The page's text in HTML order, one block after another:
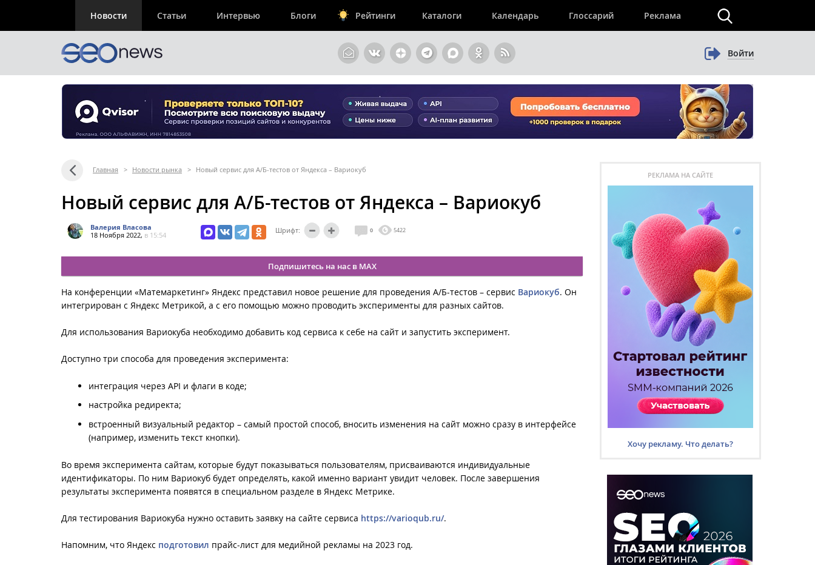
Новости Статьи Интервью Блоги Рейтинги Каталоги Календарь Глоссарий Реклама
Войти
Главная > Новости рынка > Новый сервис для А/Б-тестов от Яндекса – Вариокуб
Новый сервис для А/Б-тестов от Яндекса – Вариокуб
Валерия Власова
18 Ноября 2022, в 15:54
Шрифт: 0 5422
Подпишитесь на нас в MAX
На конференции «Матемаркетинг» Яндекс представил новое решение для проведения А/Б-тестов – сервис Вариокуб. Он
интегрирован с Яндекс Метрикой, а с его помощью можно проводить эксперименты для разных сайтов.
Для использования Вариокуба необходимо добавить код сервиса к себе на сайт и запустить эксперимент.
Доступно три способа для проведения эксперимента:
интеграция через API и флаги в коде;
настройка редиректа;
встроенный визуальный редактор – самый простой способ, вносить изменения на сайт можно сразу в интерфейсе
(например, изменить текст кнопки).
Во время эксперимента сайтам, которые будут показываться пользователям, присваиваются индивидуальные
идентификаторы. По ним Вариокуб будет определять, какой именно вариант увидит человек. После завершения
результаты эксперимента появятся в специальном разделе в Яндекс Метрике.
Для тестирования Вариокуба нужно оставить заявку на сайте сервиса https://varioqub.ru/.
Напомним, что Яндекс подготовил прайс-лист для медийной рекламы на 2023 год.
РЕКЛАМА НА САЙТЕ
Хочу рекламу. Что делать?